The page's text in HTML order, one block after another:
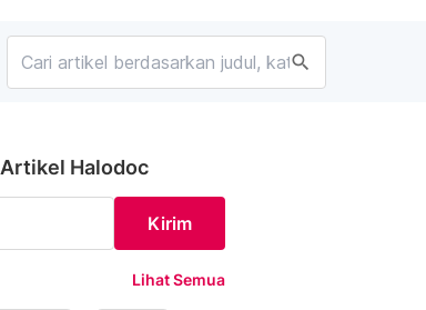
search
Halodoc
Kirim
Lihat Semua